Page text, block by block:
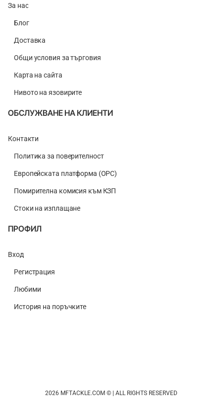
За нас
Блог
Доставка
Общи условия за търговия
Карта на сайта
Нивото на язовирите
ОБСЛУЖВАНЕ НА КЛИЕНТИ
Контакти
Политика за поверителност
Европейската платформа (ОРС)
Помирителна комисия към КЗП
Стоки на изплащане
ПРОФИЛ
Вход
Регистрация
Любими
История на поръчките
2026 MFTACKLE.COM © | ALL RIGHTS RESERVED